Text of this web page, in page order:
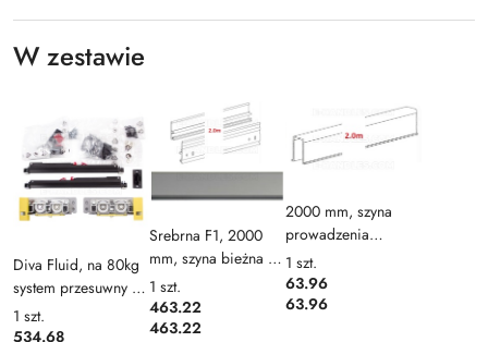
W zestawie
Diva Fluid, na 80kg
system przesuwny do
drzwi, Terno
Scorrevoli bez szyny
1 szt.
534.68
Srebrna F1, 2000
mm, szyna bieżna do
systemu Diva Fluid
Terno Scorrevoli
1 szt.
463.22
463.22
2000 mm, szyna
prowadzenia
dolnego, szara do
systemu Diva Fluid
Terno Scorrevoli
1 szt.
63.96
63.96